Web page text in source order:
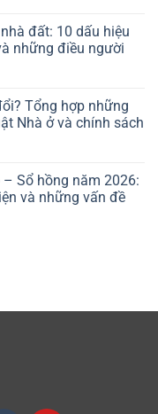
đất: 10 dấu hiệu
những điều người
Tổng hợp những
Nhà ở và chính sách
Sổ hồng năm 2026:
và những vấn đề